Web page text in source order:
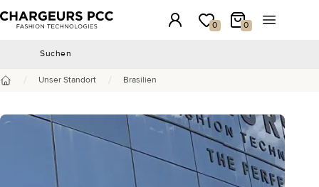
Chargeurs PCC Anmeldung
0
Meine Wunschliste
0
Mein Warenkorb
Menü
Suchen
/ Unser Standort / Brasilien